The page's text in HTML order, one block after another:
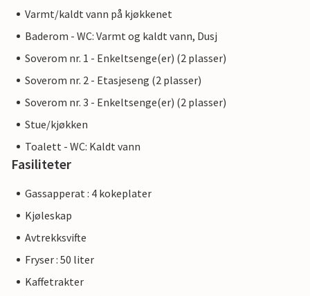
Varmt/kaldt vann på kjøkkenet
Baderom - WC: Varmt og kaldt vann, Dusj
Soverom nr. 1 - Enkeltsenge(er) (2 plasser)
Soverom nr. 2 - Etasjeseng (2 plasser)
Soverom nr. 3 - Enkeltsenge(er) (2 plasser)
Stue/kjøkken
Toalett - WC: Kaldt vann
Fasiliteter
Gassapperat : 4 kokeplater
Kjøleskap
Avtrekksvifte
Fryser : 50 liter
Kaffetrakter